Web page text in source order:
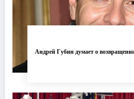
Андрей Губин думает о